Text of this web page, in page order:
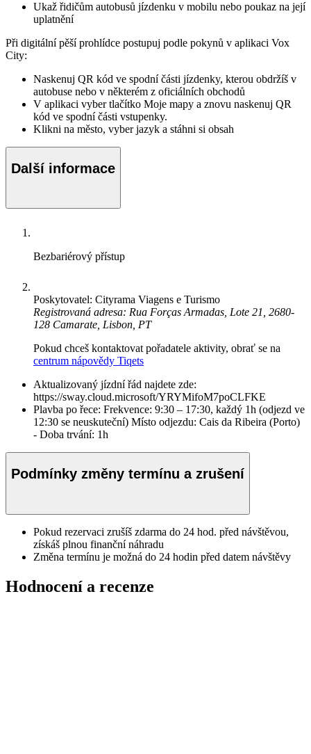
Ukaž řidičům autobusů jízdenku v mobilu nebo poukaz na její
uplatnění
Při digitální pěší prohlídce postupuj podle pokynů v aplikaci Vox
City:
Naskenuj QR kód ve spodní části jízdenky, kterou obdržíš v
autobuse nebo v některém z oficiálních obchodů
V aplikaci vyber tlačítko Moje mapy a znovu naskenuj QR
kód ve spodní části vstupenky.
Klikni na město, vyber jazyk a stáhni si obsah
Další informace
Bezbariérový přístup
Poskytovatel: Cityrama Viagens e Turismo
Registrovaná adresa: Rua Forças Armadas, Lote 21, 2680-
128 Camarate, Lisbon, PT
Pokud chceš kontaktovat pořadatele aktivity, obrať se na
centrum nápovědy Tiqets
Aktualizovaný jízdní řád najdete zde:
https://sway.cloud.microsoft/YRYMifoM7poCLFKE
Plavba po řece: Frekvence: 9:30 – 17:30, každý 1h (odjezd ve
12:30 se neuskuteční) Místo odjezdu: Cais da Ribeira (Porto)
- Doba trvání: 1h
Podmínky změny termínu a zrušení
Pokud rezervaci zrušíš zdarma do 24 hod. před návštěvou,
získáš plnou finanční náhradu
Změna termínu je možná do 24 hodin před datem návštěvy
Hodnocení a recenze